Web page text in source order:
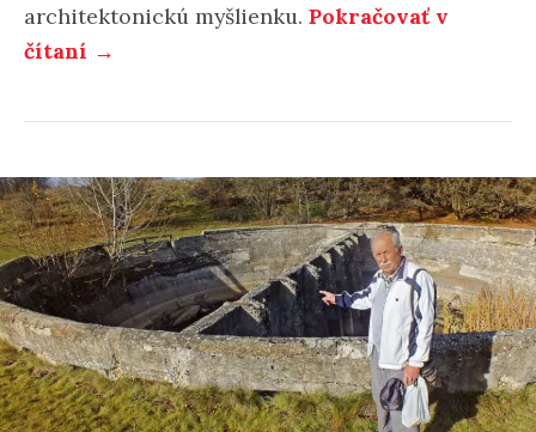
architektonickú myšlienku. Pokračovať v
čítaní →